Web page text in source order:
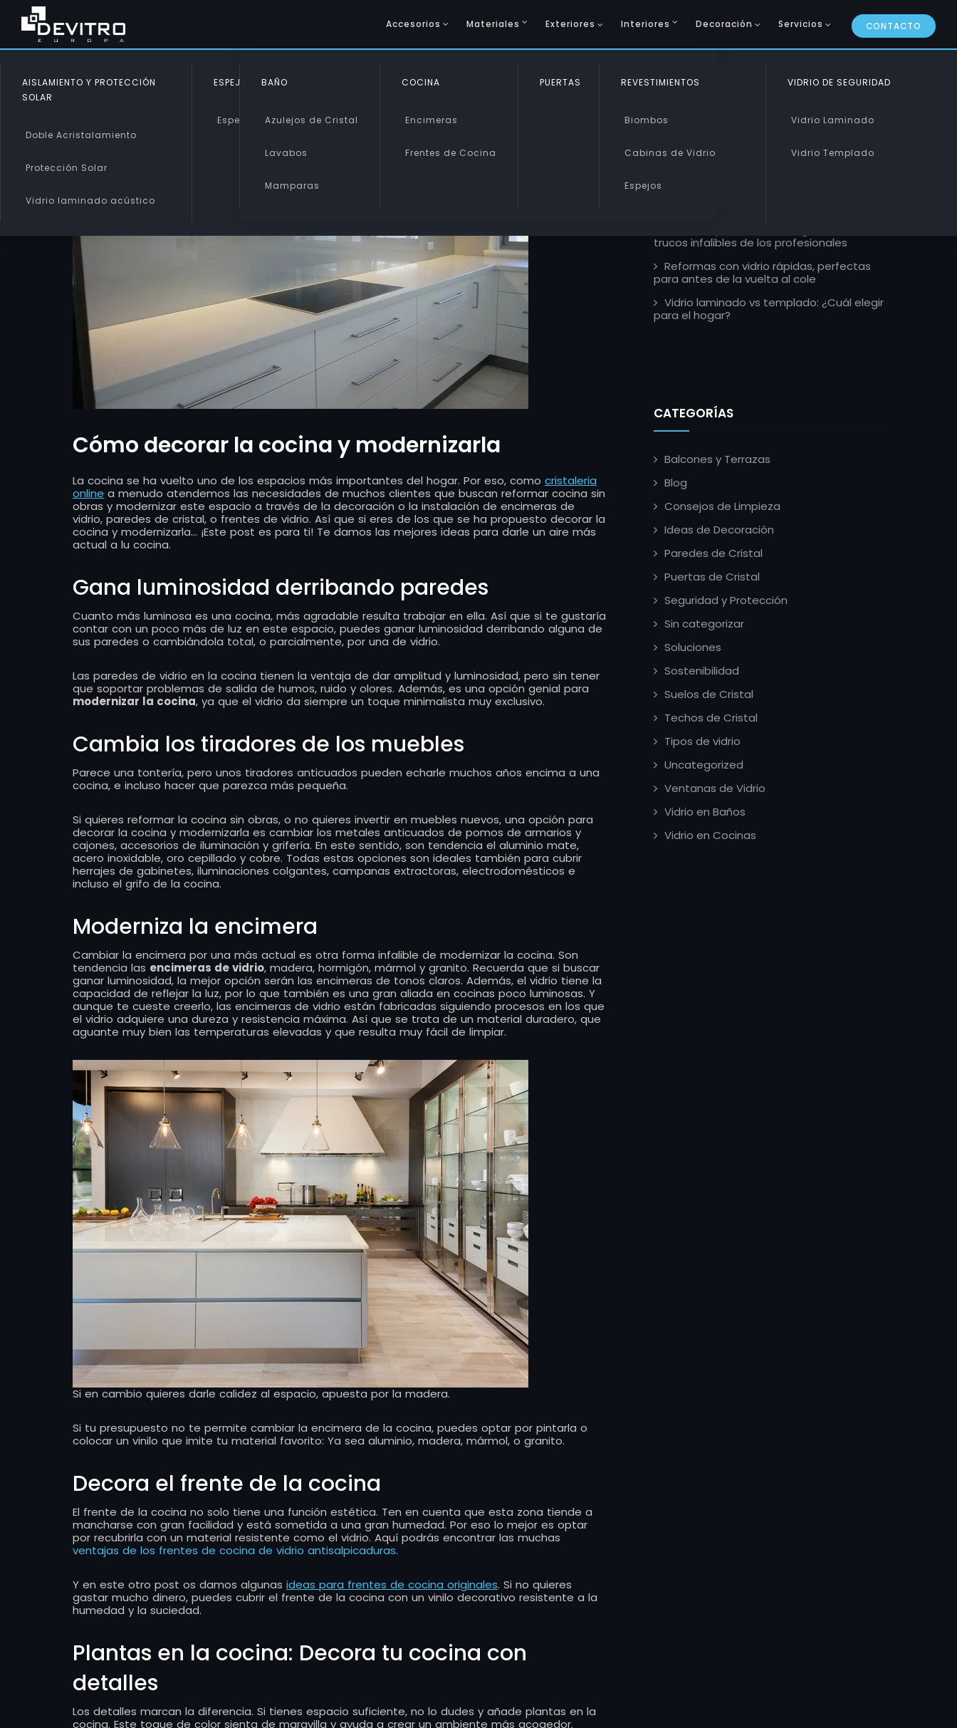
Accesorios Materiales
AISLAMIENTO Y PROTECCIÓN
SOLAR
Doble Acristalamiento
Protección Solar
Vidrio laminado acústico
ESPEJOS
Espejos
SINTÉTICOS
Metacrilato
Policarbonato
VIDRIO CURVADO Y PISABLE
Vidrio Curvado
Vidrio Pisable
VIDRIO DE SEGURIDAD
Vidrio Laminado
Vidrio Templado
Exteriores Interiores
BAÑO
Azulejos de Cristal
Lavabos
Mamparas
COCINA
Encimeras
Frentes de Cocina
PUERTAS REVESTIMIENTOS
Biombos
Cabinas de Vidrio
Espejos
Decoración Servicios CONTACTO
Cómo decorar la cocina y modernizarla
La cocina se ha vuelto uno de los espacios más importantes del hogar. Por eso, como cristaleria
online a menudo atendemos las necesidades de muchos clientes que buscan reformar cocina sin
obras y modernizar este espacio a través de la decoración o la instalación de encimeras de
vidrio, paredes de cristal, o frentes de vidrio. Así que si eres de los que se ha propuesto decorar la
cocina y modernizarla… ¡Este post es para ti! Te damos las mejores ideas para darle un aire más
actual a lu cocina.
Gana luminosidad derribando paredes
Cuanto más luminosa es una cocina, más agradable resulta trabajar en ella. Así que si te gustaría
contar con un poco más de luz en este espacio, puedes ganar luminosidad derribando alguna de
sus paredes o cambiándola total, o parcialmente, por una de vidrio.
Las paredes de vidrio en la cocina tienen la ventaja de dar amplitud y luminosidad, pero sin tener
que soportar problemas de salida de humos, ruido y olores. Además, es una opción genial para
modernizar la cocina, ya que el vidrio da siempre un toque minimalista muy exclusivo.
Cambia los tiradores de los muebles
Parece una tontería, pero unos tiradores anticuados pueden echarle muchos años encima a una
cocina, e incluso hacer que parezca más pequeña.
Si quieres reformar la cocina sin obras, o no quieres invertir en muebles nuevos, una opción para
decorar la cocina y modernizarla es cambiar los metales anticuados de pomos de armarios y
cajones, accesorios de iluminación y grifería. En este sentido, son tendencia el aluminio mate,
acero inoxidable, oro cepillado y cobre. Todas estas opciones son ideales también para cubrir
herrajes de gabinetes, iluminaciones colgantes, campanas extractoras, electrodomésticos e
incluso el grifo de la cocina.
Moderniza la encimera
Cambiar la encimera por una más actual es otra forma infalible de modernizar la cocina. Son
tendencia las encimeras de vidrio, madera, hormigón, mármol y granito. Recuerda que si buscar
ganar luminosidad, la mejor opción serán las encimeras de tonos claros. Además, el vidrio tiene la
capacidad de reflejar la luz, por lo que también es una gran aliada en cocinas poco luminosas. Y
aunque te cueste creerlo, las encimeras de vidrio están fabricadas siguiendo procesos en los que
el vidrio adquiere una dureza y resistencia máxima. Así que se trata de un material duradero, que
aguante muy bien las temperaturas elevadas y que resulta muy fácil de limpiar.
Si en cambio quieres darle calidez al espacio, apuesta por la madera.
Si tu presupuesto no te permite cambiar la encimera de la cocina, puedes optar por pintarla o
colocar un vinilo que imite tu material favorito: Ya sea aluminio, madera, mármol, o granito.
Decora el frente de la cocina
El frente de la cocina no solo tiene una función estética. Ten en cuenta que esta zona tiende a
mancharse con gran facilidad y está sometida a una gran humedad. Por eso lo mejor es optar
por recubrirla con un material resistente como el vidrio. Aquí podrás encontrar las muchas
ventajas de los frentes de cocina de vidrio antisalpicaduras.
Y en este otro post os damos algunas ideas para frentes de cocina originales. Si no quieres
gastar mucho dinero, puedes cubrir el frente de la cocina con un vinilo decorativo resistente a la
humedad y la suciedad.
Plantas en la cocina: Decora tu cocina con
detalles
Los detalles marcan la diferencia. Si tienes espacio suficiente, no lo dudes y añade plantas en la
cocina. Este toque de color sienta de maravilla y ayuda a crear un ambiente más acogedor.
Mamparas de estilo industrial, la
trucos infalibles de los profesionales
Reformas con vidrio rápidas, perfectas
para antes de la vuelta al cole
Vidrio laminado vs templado: ¿Cuál elegir
para el hogar?
CATEGORÍAS
Balcones y Terrazas
Blog
Consejos de Limpieza
Ideas de Decoración
Paredes de Cristal
Puertas de Cristal
Seguridad y Protección
Sin categorizar
Soluciones
Sostenibilidad
Suelos de Cristal
Techos de Cristal
Tipos de vidrio
Uncategorized
Ventanas de Vidrio
Vidrio en Baños
Vidrio en Cocinas